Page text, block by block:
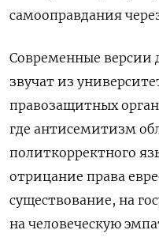
самооправдания
Современные версии
звучат из
правозащитных
где антисемитизм
политкорректного
отрицание права
существование, на
на человеческую